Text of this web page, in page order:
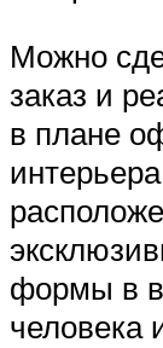
Можно
заказ и
в плане
формы в
человека